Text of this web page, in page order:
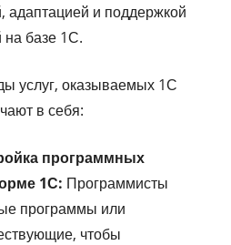
адаптацией и поддержкой
базе 1С.
услуг, оказываемых 1С
в себя:
программных
1С: Программисты
программы или
чтобы